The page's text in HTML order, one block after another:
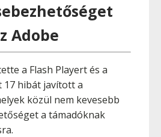
Adobe
a Flash Playert és a
17 hibát javított a
közül nem kevesebb
a támadóknak